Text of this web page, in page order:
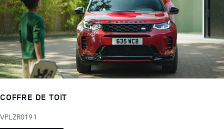
COFFRE DE TOIT
VPLZR0191